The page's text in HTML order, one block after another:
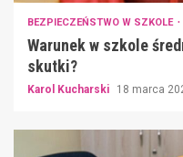
BEZPIECZEŃSTWO W SZKOLE
Warunek w szkole
skutki?
Karol Kucharski 18 marca